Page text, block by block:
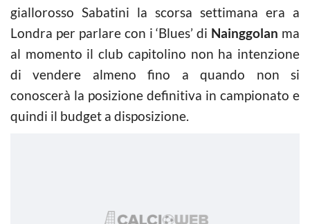
giallorosso Sabatini la scorsa settimana era a
Londra per parlare con i ‘Blues’ di Nainggolan ma
al momento il club capitolino non ha intenzione
di vendere almeno fino a quando non si
conoscerà la posizione definitiva in campionato e
quindi il budget a disposizione.